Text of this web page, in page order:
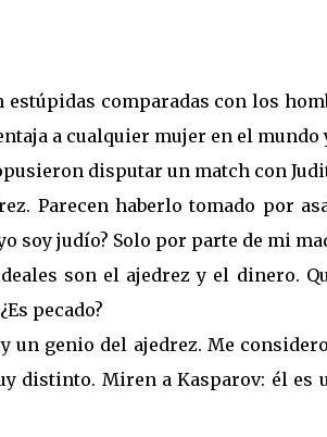
estúpidas comparadas con los
a cualquier mujer en el mundo
disputar un match con
Parecen haberlo tomado por
soy judío? Solo por parte de mi
son el ajedrez y el dinero.
pecado?
un genio del ajedrez. Me
distinto. Miren a Kasparov: él es